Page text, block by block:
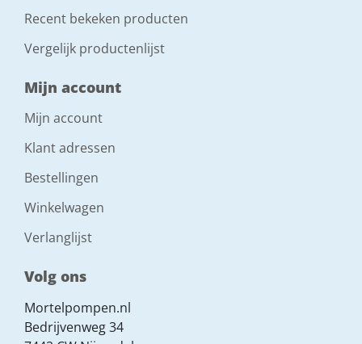
stekker
32 A, 5p, 6h
watertoevoer
3/4" waterslang, GEKA
2400x800x1900
gewicht (kg)
vereiste uitloophoogte silo (mm)
1300
Recent bekeken producten
Vergelijk productenlijst
Mijn account
Mijn account
Klant adressen
Bestellingen
Winkelwagen
Verlanglijst
Volg ons
Mortelpompen.nl
Bedrijvenweg 34